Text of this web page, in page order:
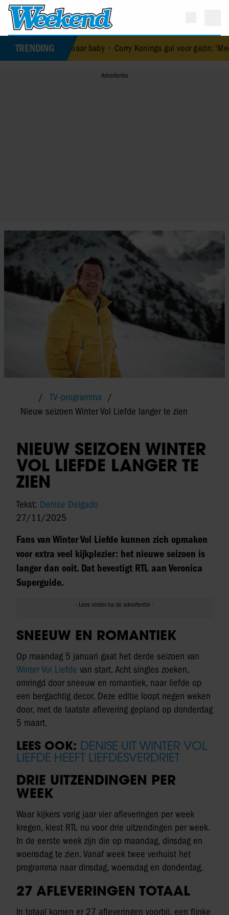
TRENDING
haar baby • Corry Konings gul voor gezin: ‘Meer voor over
TV-programma
Nieuw seizoen Winter Vol Liefde langer te zien
NIEUW SEIZOEN WINTER
VOL LIEFDE LANGER TE
ZIEN
Tekst: Denise Delgado
27/11/2025
Fans van Winter Vol Liefde kunnen zich opmaken
voor extra veel kijkplezier: het nieuwe seizoen is
langer dan ooit. Dat bevestigt RTL aan Veronica
Superguide.
SNEEUW EN ROMANTIEK
Op maandag 5 januari gaat het derde seizoen van
Winter Vol Liefde van start. Acht singles zoeken,
omringd door sneeuw en romantiek, naar liefde op
een bergachtig decor. Deze editie loopt negen weken
door, met de laatste aflevering gepland op donderdag
5 maart.
LEES OOK: DENISE UIT WINTER VOL
LIEFDE HEEFT LIEFDESVERDRIET
DRIE UITZENDINGEN PER
WEEK
Waar kijkers vorig jaar vier afleveringen per week
kregen, kiest RTL nu voor drie uitzendingen per week.
In de eerste week zijn die op maandag, dinsdag en
woensdag te zien. Vanaf week twee verhuist het
programma naar dinsdag, woensdag en donderdag.
27 AFLEVERINGEN TOTAAL
In totaal komen er 27 afleveringen voorbij, een flinke